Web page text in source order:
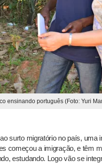
ensinando português (Foto: Yuri
surto migratório no país, uma
começou a imigração, e têm
estudando. Logo vão se